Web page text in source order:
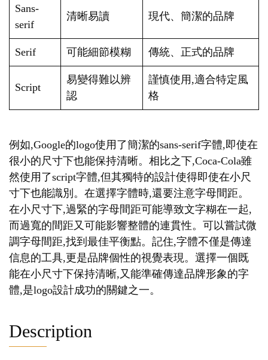
Sans-
serif
清晰易讀 現代、簡潔的品牌
Serif 可能細節模糊 傳統、正式的品牌
Script
易變得難以辨
認
謹慎使用,適合特定風
格
例如,Google的logo使用了簡潔的sans-serif字體,即使在
很小的尺寸下也能保持清晰。相比之下,Coca-Cola雖
然使用了script字體,但其獨特的設計使得即使在小尺
寸下也能識別。在選擇字體時,還要注意字母間距。
在小尺寸下,過緊的字母間距可能導致文字糊在一起,
而過寬的間距又可能影響整體的連貫性。可以嘗試微
調字母間距,找到最佳平衡點。記住,字體不僅是傳達
信息的工具,更是品牌個性的視覺表現。選擇一個既
能在小尺寸下保持清晰,又能準確傳達品牌形象的字
體,是logo設計成功的關鍵之一。
Description